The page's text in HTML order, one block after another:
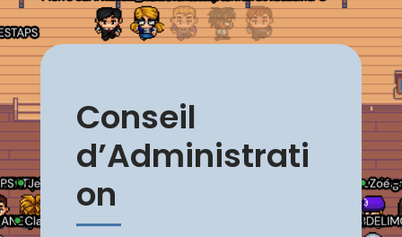
Conseil
d’Administrati
on